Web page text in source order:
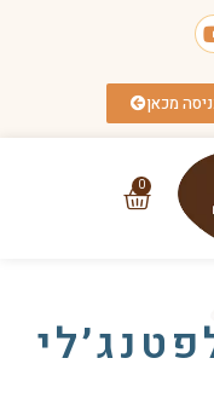
מכאן
0